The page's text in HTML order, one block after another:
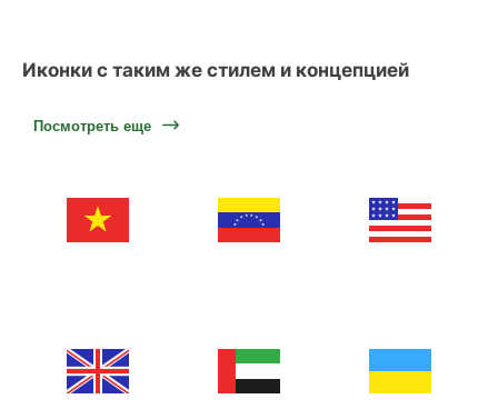
Иконки с таким же стилем и концепцией
Посмотреть еще